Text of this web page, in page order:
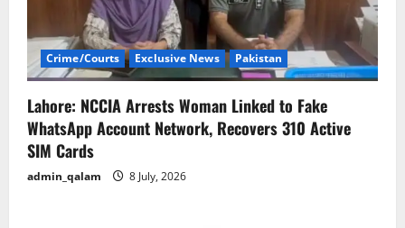
Crime/Courts Exclusive News Pakistan
Lahore: NCCIA Arrests Woman Linked to Fake
WhatsApp Account Network, Recovers 310 Active
SIM Cards
admin_qalam 8 July, 2026